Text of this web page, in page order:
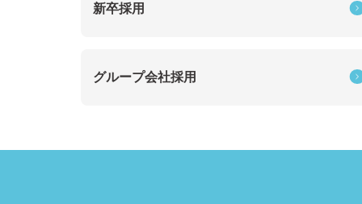
新卒採用
グループ会社採用